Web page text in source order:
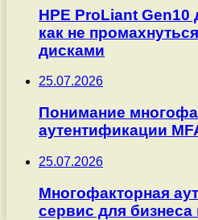
HPE ProLiant Gen10
как не
дисками
25.07.2026
Понимание
аутентификации
25.07.2026
Многофакторная
сервис для бизнеса